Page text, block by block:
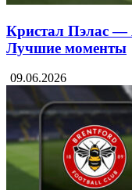
Кристал Пэлас
Лучшие моменты
09.06.2026